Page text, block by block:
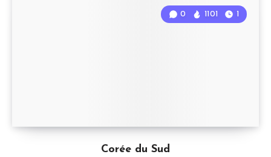
Corée du Sud
0 1101 1